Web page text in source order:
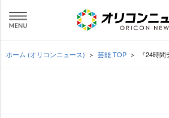
ホーム (オリコンニュース) 芸能 TOP 『24時